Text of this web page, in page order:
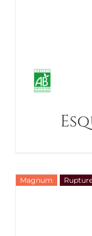
Magnum